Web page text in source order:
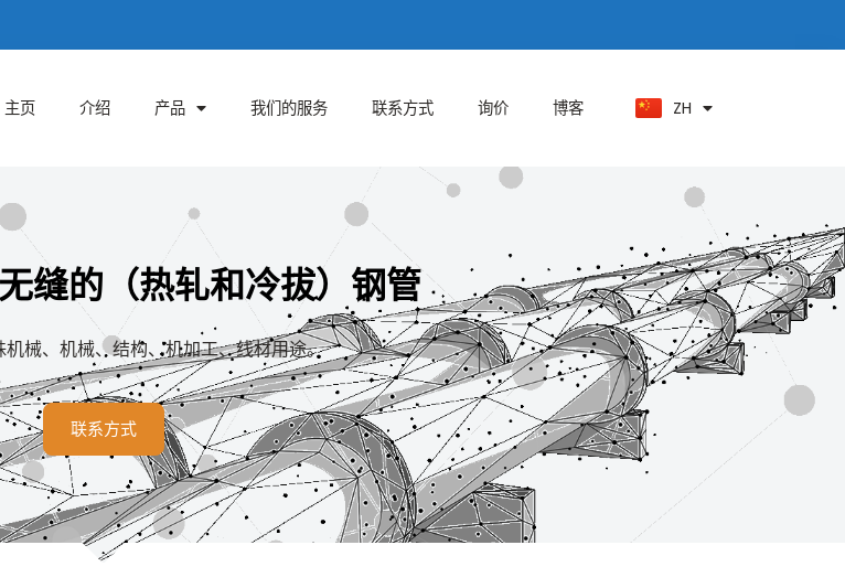
主页 介绍 产品 我们的服务 联系方式 询价 博客 ZH
AR
缝的（热轧和冷拔）钢管
机械、机械、结构、机加工、线材用途。
联系方式